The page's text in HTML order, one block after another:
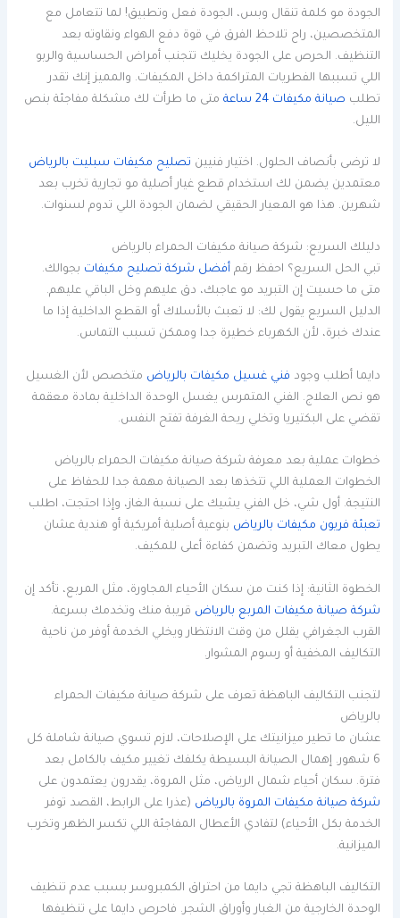
الجودة مو كلمة تنقال وبس، الجودة فعل وتطبيق! لما تتعامل مع
المتخصصين، راح تلاحظ الفرق في قوة دفع الهواء ونقاوته بعد
التنظيف. الحرص على الجودة يخليك تتجنب أمراض الحساسية والربو
اللي تسببها الفطريات المتراكمة داخل المكيفات. والمميز إنك تقدر
تطلب صيانة مكيفات 24 ساعة
متى ما طرأت لك مشكلة مفاجئة بنص
الليل.
لا ترضى بأنصاف الحلول. اختيار فنيين تصليح مكيفات سبليت بالرياض
معتمدين يضمن لك استخدام قطع غيار أصلية مو تجارية تخرب بعد
شهرين. هذا هو المعيار الحقيقي لضمان الجودة اللي تدوم لسنوات.
دليلك السريع: شركة صيانة مكيفات الحمراء بالرياض
تبي الحل السريع؟ احفظ رقم أفضل شركة تصليح مكيفات بجوالك.
متى ما حسيت إن التبريد مو عاجبك، دق عليهم وخل الباقي عليهم.
الدليل السريع يقول لك: لا تعبث بالأسلاك أو القطع الداخلية إذا ما
عندك خبرة، لأن الكهرباء خطيرة جدا وممكن تسبب التماس.
دايما أطلب وجود فني غسيل مكيفات بالرياض متخصص لأن الغسيل
هو نص العلاج. الفني المتمرس يغسل الوحدة الداخلية بمادة معقمة
تقضي على البكتيريا وتخلي ريحة الغرفة تفتح النفس.
خطوات عملية بعد معرفة شركة صيانة مكيفات الحمراء بالرياض
الخطوات العملية اللي تتخذها بعد الصيانة مهمة جدا للحفاظ على
النتيجة. أول شي، خل الفني يشيك على نسبة الغاز، وإذا احتجت، اطلب
تعبئة فريون مكيفات بالرياض بنوعية أصلية أمريكية أو هندية عشان
يطول معاك التبريد وتضمن كفاءة أعلى للمكيف.
الخطوة الثانية: إذا كنت من سكان الأحياء المجاورة، مثل المربع، تأكد إن
شركة صيانة مكيفات المربع بالرياض قريبة منك وتخدمك بسرعة.
القرب الجغرافي يقلل من وقت الانتظار ويخلي الخدمة أوفر من ناحية
التكاليف المخفية أو رسوم المشوار.
لتجنب التكاليف الباهظة تعرف على شركة صيانة مكيفات الحمراء
بالرياض
عشان ما تطير ميزانيتك على الإصلاحات، لازم تسوي صيانة شاملة كل
6 شهور. إهمال الصيانة البسيطة يكلفك تغيير مكيف بالكامل بعد
فترة. سكان أحياء شمال الرياض، مثل المروة، يقدرون يعتمدون على
شركة صيانة مكيفات المروة بالرياض (عذرا على الرابط، القصد توفر
الخدمة بكل الأحياء) لتفادي الأعطال المفاجئة اللي تكسر الظهر وتخرب
الميزانية.
التكاليف الباهظة تجي دايما من احتراق الكمبروسر بسبب عدم تنظيف
الوحدة الخارجية من الغبار وأوراق الشجر. فاحرص دايما على تنظيفها